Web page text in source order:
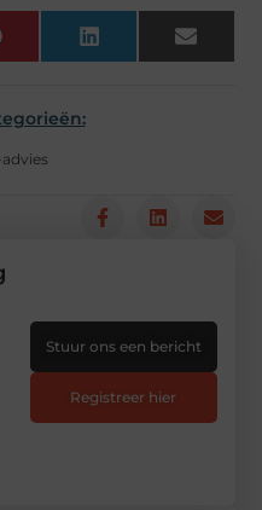
Pinterest LinkedIn Email
Stuur ons een bericht
Registreer hier